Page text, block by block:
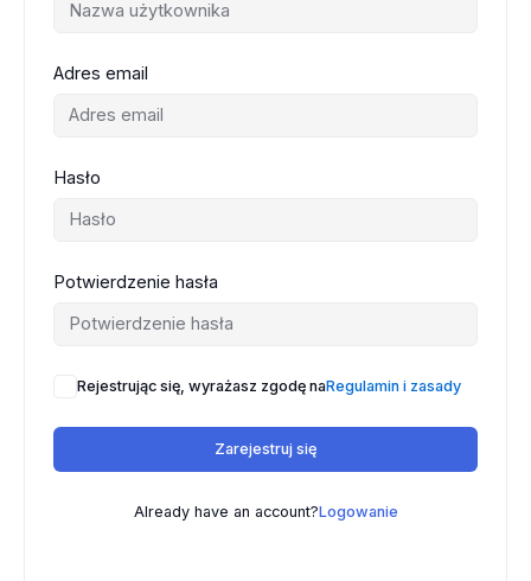
Adres email
Hasło
Potwierdzenie hasła
Rejestrując się, wyrażasz zgodę naRegulamin i zasady
Zarejestruj się
Already have an account?Logowanie